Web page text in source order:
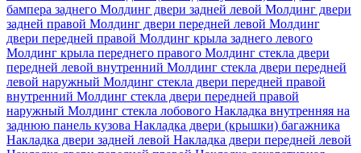
бампера заднего Молдинг двери задней левой Молдинг двери
задней правой Молдинг двери передней левой Молдинг
двери передней правой Молдинг крыла заднего левого
Молдинг крыла переднего правого Молдинг стекла двери
передней левой внутренний Молдинг стекла двери передней
левой наружный Молдинг стекла двери передней правой
внутренний Молдинг стекла двери передней правой
наружный Молдинг стекла лобового Накладка внутренняя на
заднюю панель кузова Накладка двери (крышки) багажника
Накладка двери задней левой Накладка двери передней левой